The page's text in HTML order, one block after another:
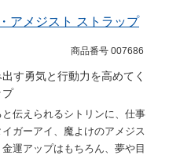
アメジスト ストラップ
商品番号 007686
す勇気と行動力を高めてく
プ
伝えられるシトリンに、仕事
ガーアイ、魔よけのアメジス
運アップはもちろん、夢や目